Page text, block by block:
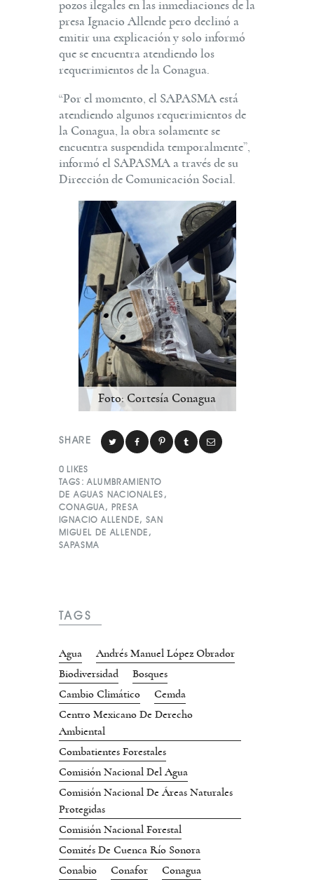
pozos ilegales en las inmediaciones de la
presa Ignacio Allende pero declinó a
emitir una explicación y solo informó
que se encuentra atendiendo los
requerimientos de la Conagua.
“Por el momento, el SAPASMA está
atendiendo algunos requerimientos de
la Conagua, la obra solamente se
encuentra suspendida temporalmente”,
informó el SAPASMA a través de su
Dirección de Comunicación Social.
Foto: Cortesía Conagua
SHARE
0 LIKES
TAGS: ALUMBRAMIENTO
DE AGUAS NACIONALES ,
CONAGUA, PRESA
IGNACIO ALLENDE, SAN
MIGUEL DE ALLENDE ,
SAPASMA
TAGS
Agua
Andrés Manuel López Obrador
Biodiversidad
Bosques
Cambio Climático
Cemda
Centro Mexicano De Derecho
Ambiental
Combatientes Forestales
Comisión Nacional Del Agua
Comisión Nacional De Áreas Naturales
Protegidas
Comisión Nacional Forestal
Comités De Cuenca Río Sonora
Conabio
Conafor
Conagua